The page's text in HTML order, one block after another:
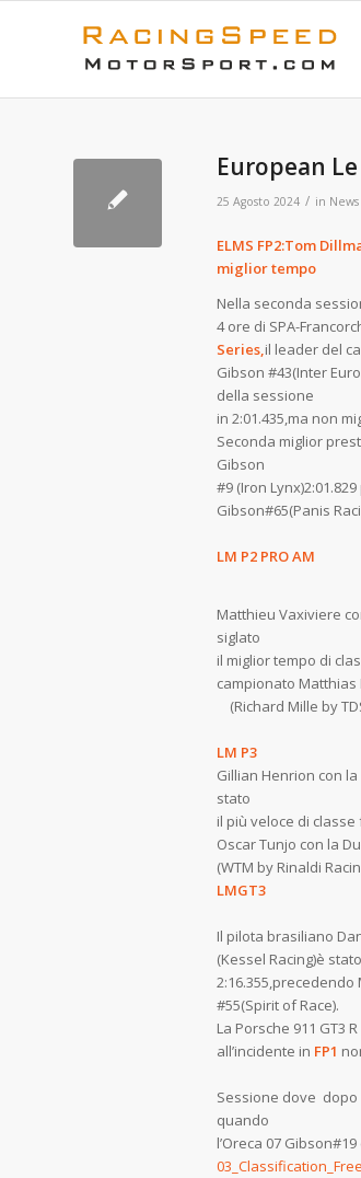
European
25 Agosto 2024 / in News
ELMS
Nella seconda
4 ore di SPA-
Series,il leader del
Gibson #43(Inter
della sessione
in 2:01.435,ma non
Seconda miglior
Gibson
#9 (Iron
Gibson#65(Panis
LM P2 PRO AM
Matthieu Vaxiviere
siglato
il miglior tempo di
campionato
(Richard Mille by
LM P3
Gillian Henrion con la
stato
il più veloce di
Oscar Tunjo con
(WTM by Rinaldi
LMGT3
Il pilota brasiliano
(Kessel Racing)è
2:16.355,precedendo
#55(Spirit of Race).
La Porsche 911 GT3
all’incidente in FP1
Sessione dove
quando
l’Oreca 07